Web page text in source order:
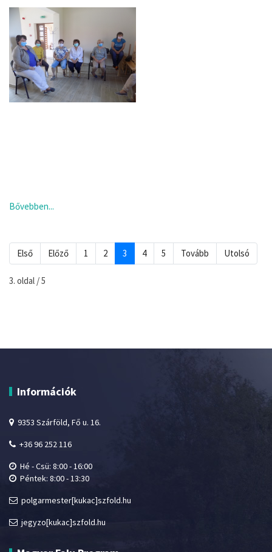
Bővebben...
Első Előző 1 2 3 4 5 Tovább Utolsó
3. oldal / 5
Információk
9353 Szárföld, Fő u. 16.
+36 96 252 116
Hé - Csü: 8:00 - 16:00
Péntek: 8:00 - 13:30
polgarmester[kukac]szfold.hu
jegyzo[kukac]szfold.hu